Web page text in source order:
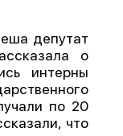
депутат
о
интерны
по 20
что